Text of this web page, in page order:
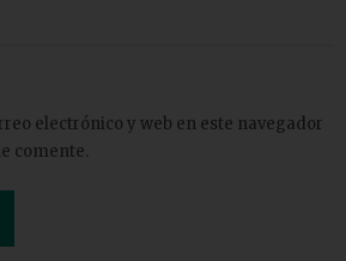
electrónico y web en este navegador
comente.